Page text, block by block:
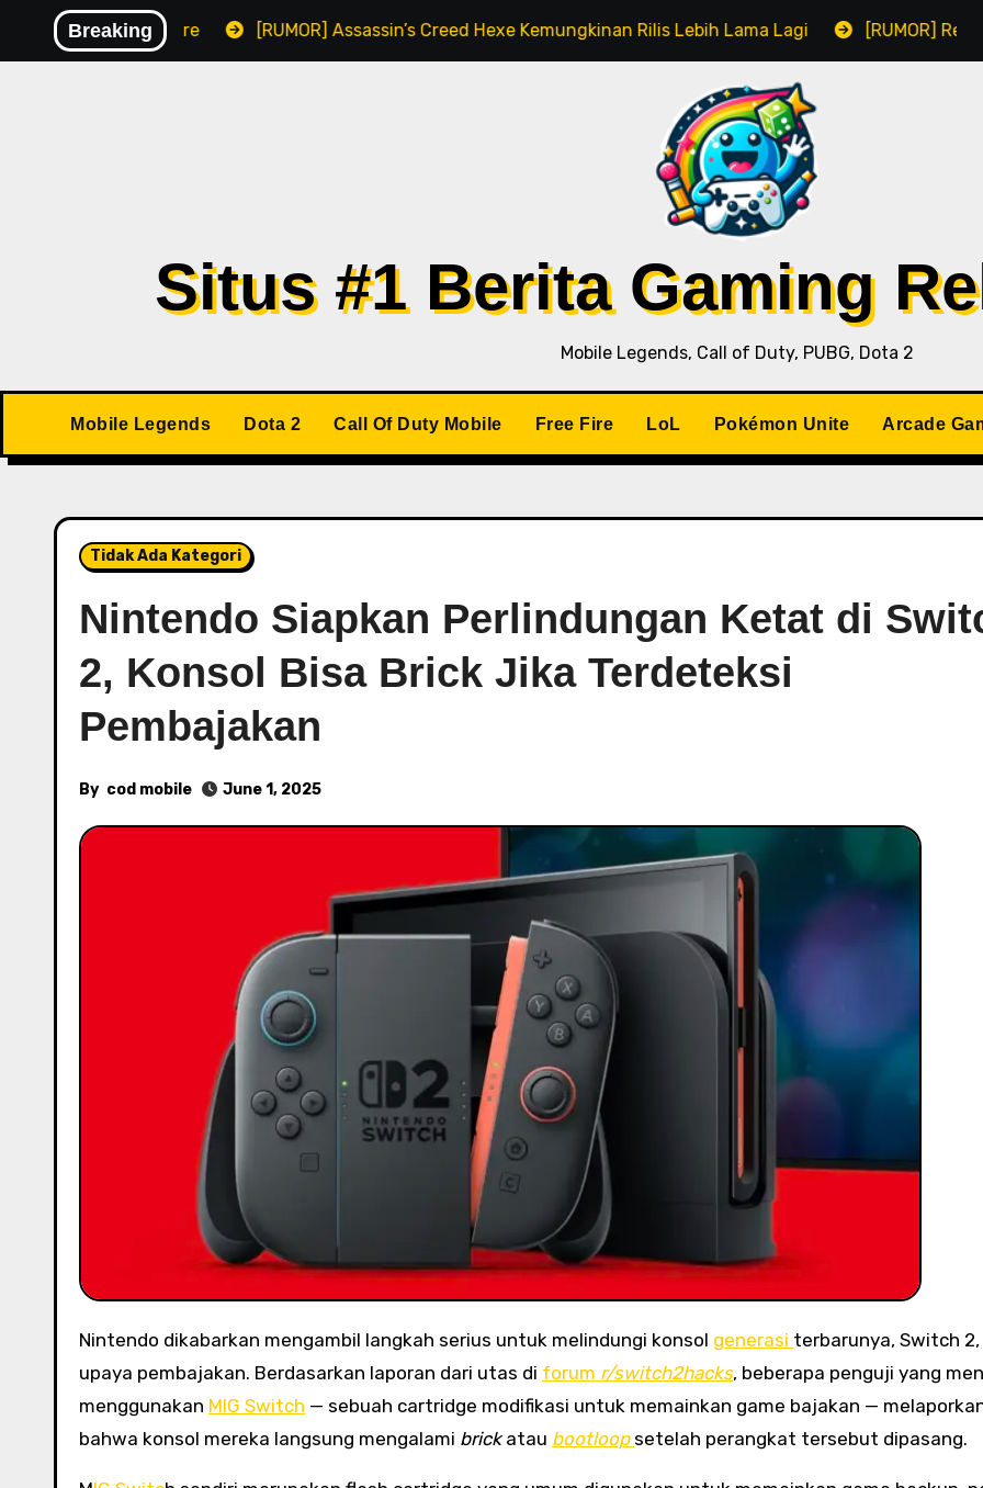
Breaking
Malware [RUMOR] Assassin’s Creed Hexe Kemungkinan Rilis Lebih Lama Lagi [RUMOR] Remake
Situs #1 Berita Gaming
Mobile Legends, Call of Duty, PUBG, Dota 2
Mobile Legends Dota 2 Call Of Duty Mobile Free Fire LoL Pokémon Unite Arcade
Tidak Ada Kategori
Nintendo Siapkan Perlindungan Ketat di
2, Konsol Bisa Brick Jika Terdeteksi
Pembajakan
By cod mobile June 1, 2025
Nintendo dikabarkan mengambil langkah serius untuk melindungi konsol generasi terbarunya, Switch
upaya pembajakan. Berdasarkan laporan dari utas di forum r/switch2hacks, beberapa penguji yang
menggunakan MIG Switch — sebuah cartridge modifikasi untuk memainkan game bajakan —
bahwa konsol mereka langsung mengalami brickatau bootloop setelah perangkat tersebut dipasang.